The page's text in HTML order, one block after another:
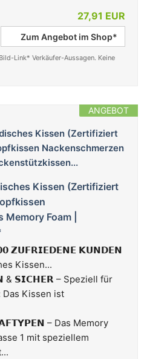
27,91 EUR
Zum Angebot im Shop*
Link* Verkäufer-Aussagen. Keine
ANGEBOT
Kissen (Zertifiziert
Foam |
𝗭𝗨𝗙𝗥𝗜𝗘𝗗𝗘𝗡𝗘 𝗞𝗨𝗡𝗗𝗘𝗡
Kissen...
𝗦𝗜𝗖𝗛𝗘𝗥 – Speziell für
Kissen ist
– Das Memory
1 mit speziellem